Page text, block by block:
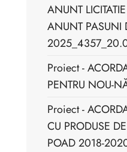
ANUNT
ANUNT PASUNI
Proiect -
PENTRU NOU-
Proiect -
CU PRODUSE
POAD 2018-